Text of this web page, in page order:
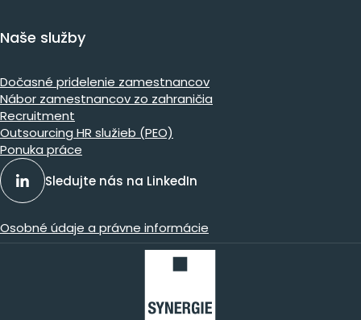
Naše služby
Dočasné pridelenie zamestnancov
Nábor zamestnancov zo zahraničia
Recruitment
Outsourcing HR služieb (PEO)
Ponuka práce
Sledujte nás na LinkedIn
Osobné údaje a právne informácie